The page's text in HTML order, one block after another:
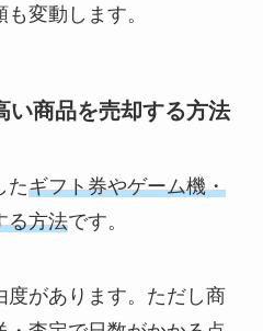
変動します。
い商品を売却する方法
たギフト券やゲーム機・
る方法です。
度があります。ただし商